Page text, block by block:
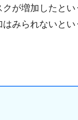
が増加したと
みられないとい